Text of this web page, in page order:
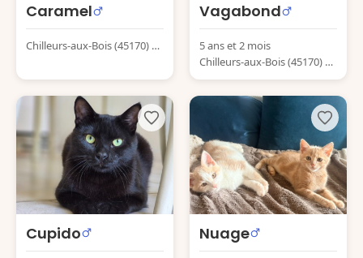
Caramel
Chilleurs-aux-Bois (45170) Fr
Vagabond
5 ans et 2 mois
Chilleurs-aux-Bois (45170) Fr
ance
Cupido Nuage